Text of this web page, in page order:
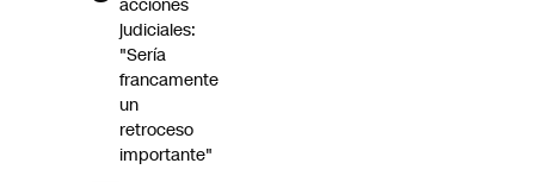
acciones
judiciales:
"Sería
francamente
un
retroceso
importante"